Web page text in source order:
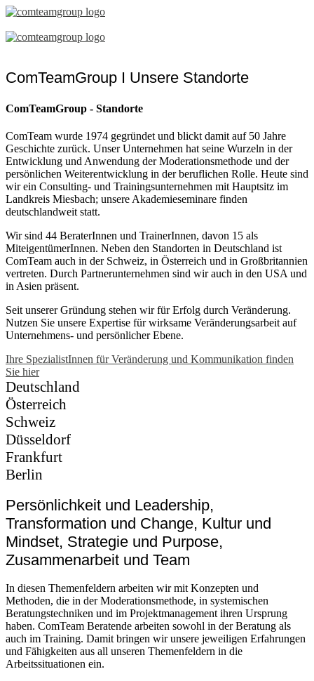
ComTeamGroup
Standorte
ComTeamGroup I Unsere Standorte
ComTeamGroup - Standorte
ComTeam wurde 1974 gegründet und blickt damit auf 50 Jahre
Geschichte zurück. Unser Unternehmen hat seine Wurzeln in der
Entwicklung und Anwendung der Moderationsmethode und der
persönlichen Weiterentwicklung in der beruflichen Rolle. Heute sind
wir ein Consulting- und Trainingsunternehmen mit Hauptsitz im
Landkreis Miesbach; unsere Akademieseminare finden
deutschlandweit statt.
Wir sind 44 BeraterInnen und TrainerInnen, davon 15 als
MiteigentümerInnen. Neben den Standorten in Deutschland ist
ComTeam auch in der Schweiz, in Österreich und in Großbritannien
vertreten. Durch Partnerunternehmen sind wir auch in den USA und
in Asien präsent.
Seit unserer Gründung stehen wir für Erfolg durch Veränderung.
Nutzen Sie unsere Expertise für wirksame Veränderungsarbeit auf
Unternehmens- und persönlicher Ebene.
Ihre SpezialistInnen für Veränderung und Kommunikation finden
Sie hier
Deutschland
Österreich
Schweiz
Düsseldorf
Frankfurt
Berlin
Persönlichkeit und Leadership,
Transformation und Change, Kultur und
Mindset, Strategie und Purpose,
Zusammenarbeit und Team
In diesen Themenfeldern arbeiten wir mit Konzepten und
Methoden, die in der Moderationsmethode, in systemischen
Beratungstechniken und im Projektmanagement ihren Ursprung
haben. ComTeam Beratende arbeiten sowohl in der Beratung als
auch im Training. Damit bringen wir unsere jeweiligen Erfahrungen
und Fähigkeiten aus all unseren Themenfeldern in die
Arbeitssituationen ein.